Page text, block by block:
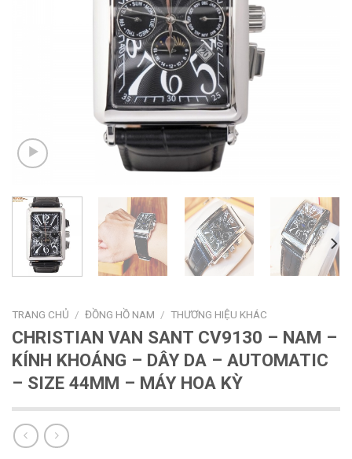
TRANG CHỦ / ĐỒNG HỒ NAM / THƯƠNG HIỆU KHÁC
CHRISTIAN VAN SANT CV9130 – NAM –
KÍNH KHOÁNG – DÂY DA – AUTOMATIC
– SIZE 44MM – MÁY HOA KỲ